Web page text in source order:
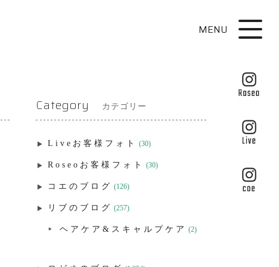
MENU
Category カテゴリー
Liveお客様フォト (30)
Roseoお客様フォト (30)
コエのブログ (126)
リブのブログ (257)
ヘアケア&スキャルプケア (2)